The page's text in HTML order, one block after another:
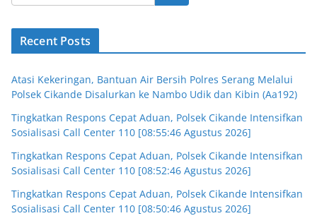
Recent Posts
Atasi Kekeringan, Bantuan Air Bersih Polres Serang Melalui
Polsek Cikande Disalurkan ke Nambo Udik dan Kibin (Aa192)
Tingkatkan Respons Cepat Aduan, Polsek Cikande Intensifkan
Sosialisasi Call Center 110 [08:55:46 Agustus 2026]
Tingkatkan Respons Cepat Aduan, Polsek Cikande Intensifkan
Sosialisasi Call Center 110 [08:52:46 Agustus 2026]
Tingkatkan Respons Cepat Aduan, Polsek Cikande Intensifkan
Sosialisasi Call Center 110 [08:50:46 Agustus 2026]